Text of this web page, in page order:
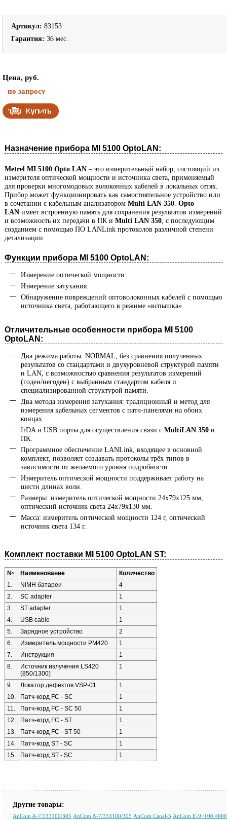
Артикул: 83153
Гарантия: 36 мес.
Цена, руб.
по запросу
Назначение прибора MI 5100 OptoLAN:
Metrel MI 5100 Opto LAN – это измерительный набор, состоящий из
измерителя оптической мощности и источника света, применяемый
для проверки многомодовых волоконных кабелей в локальных сетях.
Прибор может функционировать как самостоятельное устройство или
в сочетании с кабельным анализатором Multi LAN 350. Opto
LAN имеет встроенную память для сохранения результатов измерений
и возможность их передачи в ПК и Multi LAN 350, с последующим
созданием с помощью ПO LANLink протоколов различной степени
детализации.
Функции прибора MI 5100 OptoLAN:
Измерение оптической мощности.
Измерение затухания.
Обнаружение повреждений оптоволоконных кабелей с помощью
источника света, работающего в режиме «вспышка»
Отличительные особенности прибора MI 5100
OptoLAN:
Два режима работы: NORMAL, без сравнения полученных
результатов со стандартами и двухуровневой структурой памяти
и LAN, с возможностью сравнения результатов измерений
(годен/негоден) с выбранным стандартом кабеля и
специализированной структурой памяти.
Два метода измерения затухания: традиционный и метод для
измерения кабельных сегментов с патч-панелями на обоих
концах.
IrDA и USB порты для осуществления связи с MultiLAN 350 и
ПК.
Программное обеспечение LANLink, входящее в основной
комплект, позволяет создавать протоколы трёх типов в
зависимости от желаемого уровня подробности.
Измеритель оптической мощности поддерживает работу на
шести длинах волн.
Размеры: измеритель оптической мощности 24х79х125 мм,
оптический источник света 24х79х130 мм.
Масса: измеритель оптической мощности 124 г, оптический
источник света 134 г.
Комплект поставки MI 5100 OptoLAN ST:
№ Наименование
Количество
1.
NiMH батареи
4
2.
SC adapter
1
3.
ST adapter
1
4.
USB cable
1
5.
Зарядное устройство
2
6.
Измеритель мощности PM420
1
7.
Инструкция
1
8.
Источник излучения LS420
(850/1300)
1
9. Локатор дефектов VSP-01
1
10.
Патч-корд FC - SC
1
11.
Патч-корд FC - SC 50
1
12.
Патч-корд FC - ST
1
13.
Патч-корд FC - ST 50
1
14.
Патч-корд ST - SC
1
15.
Патч-корд ST - SC 1
Другие товары:
AnCom A-7/133100/305 AnCom A-7/333100/305 AnCom Canal-5 AnCom E-9 /100 /